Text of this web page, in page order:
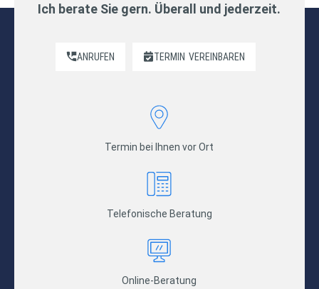
Ich berate Sie gern. Überall und jederzeit.
ANRUFEN TERMIN VEREINBAREN
Termin bei Ihnen vor Ort
Telefonische Beratung
Online-Beratung